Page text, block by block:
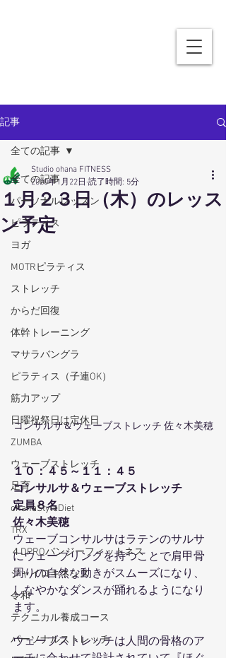
記事
全ての記事
パーソナルレッスン
ピラティス
ヨガ
MOTRピラティス
ストレッチ
からだ回復
体幹トレーニング
マサラバングラ
ピラティス（子連OK）
筋力アップ
日曜祝祭日は定休日
ZUMBA
ウェーブストレッチ
足育
ohanaStyleDiet
TRX
４DPROバンジーフィットネス
ジャイロキネシス
令和
テクニカル養成コース
パーソナルストレッチ
全ての記事
１月２３日（木）のレッス
ン予定
Studio ohana FITNESS
2020年1月22日 読了時間: 5分
コンサルサ＆ウェーブストレッチ 佐々木美穂
１０：４５～１１：４５
コンサルサ＆ウェーブストレッチ
定員８名
佐々木美穂
ウェーブコンサルサはラテンのサルサ
にウェーブリングを持つことで肩甲骨
周りの自然な動きがスムーズになり、
しなやかなダンスが踊れるようになり
ます。
ウェーブストレッチは人間の骨格のア